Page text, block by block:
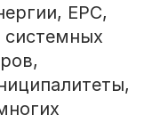
EPC,